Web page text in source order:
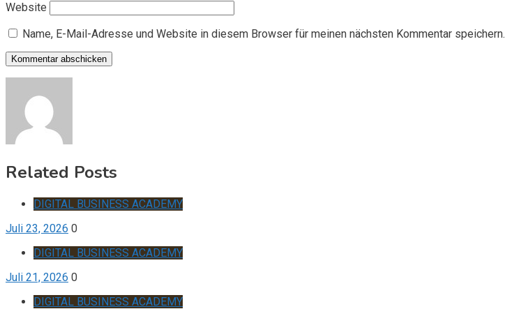
Website
Name, E-Mail-Adresse und Website in diesem Browser für meinen nächsten Kommentar speichern.
Related Posts
DIGITAL BUSINESS ACADEMY
Juli 23, 2026 0
DIGITAL BUSINESS ACADEMY
Juli 21, 2026 0
DIGITAL BUSINESS ACADEMY